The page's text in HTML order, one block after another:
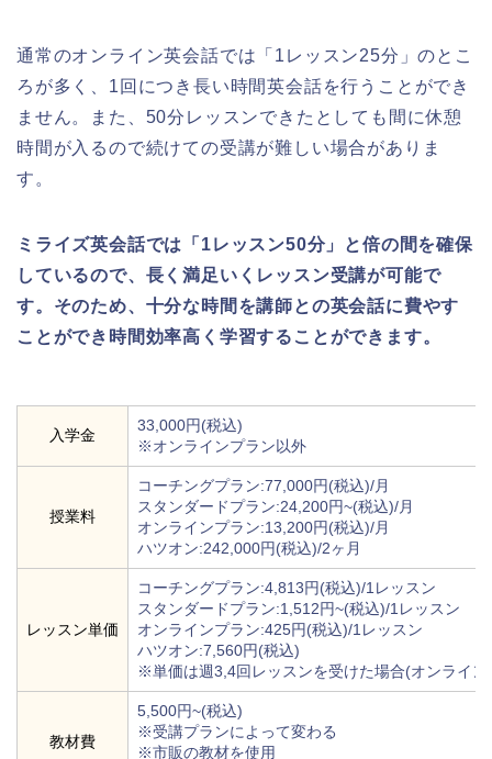
通常のオンライン英会話では「1レッスン25分」のとこ
ろが多く、1回につき長い時間英会話を行うことができ
ません。また、50分レッスンできたとしても間に休憩
時間が入るので続けての受講が難しい場合がありま
す。
ミライズ英会話では「1レッスン50分」と倍の間を確保
しているので、長く満足いくレッスン受講が可能で
す。そのため、十分な時間を講師との英会話に費やす
ことができ時間効率高く学習することができます。
入学金
33,000円(税込)
※オンラインプラン以外
授業料
コーチングプラン:77,000円(税込)/月
スタンダードプラン:24,200円~(税込)/月
オンラインプラン:13,200円(税込)/月
ハツオン:242,000円(税込)/2ヶ月
レッスン単価
コーチングプラン:4,813円(税込)/1レッスン
スタンダードプラン:1,512円~(税込)/1レッスン
オンラインプラン:425円(税込)/1レッスン
ハツオン:7,560円(税込)
※単価は週3,4回レッスンを受けた場合(オンライン
教材費
5,500円~(税込)
※受講プランによって変わる
※市販の教材を使用